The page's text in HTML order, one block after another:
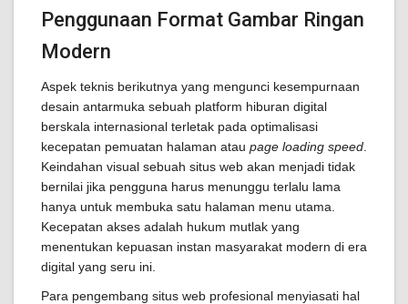
Penggunaan Format Gambar Ringan
Modern
Aspek teknis berikutnya yang mengunci kesempurnaan
desain antarmuka sebuah platform hiburan digital
berskala internasional terletak pada optimalisasi
kecepatan pemuatan halaman atau page loading speed
Keindahan visual sebuah situs web akan menjadi tidak
bernilai jika pengguna harus menunggu terlalu lama
hanya untuk membuka satu halaman menu utama.
Kecepatan akses adalah hukum mutlak yang
menentukan kepuasan instan masyarakat modern di era
digital yang seru ini.
Para pengembang situs web profesional menyiasati hal